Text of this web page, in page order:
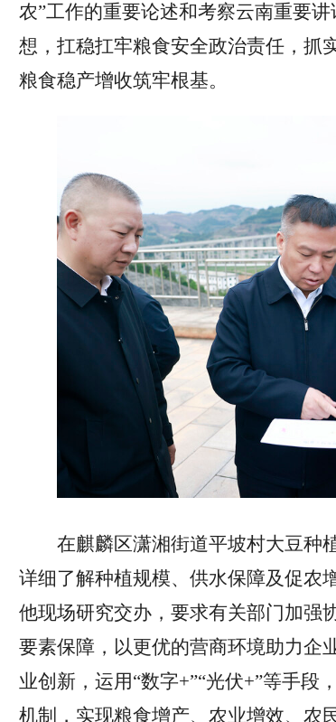
农”工作的重要论述和考察云南重要
想，扛稳扛牢粮食安全政治责任，抓
粮食稳产增收筑牢根基。
在麒麟区潇湘街道平坡村大豆种
详细了解种植规模、供水保障及促农
他现场研究交办，要求有关部门加强
要素保障，以更优的营商环境助力企
业创新，运用“数字+”“光伏+”等手段
机制，实现粮食增产、农业增效、农